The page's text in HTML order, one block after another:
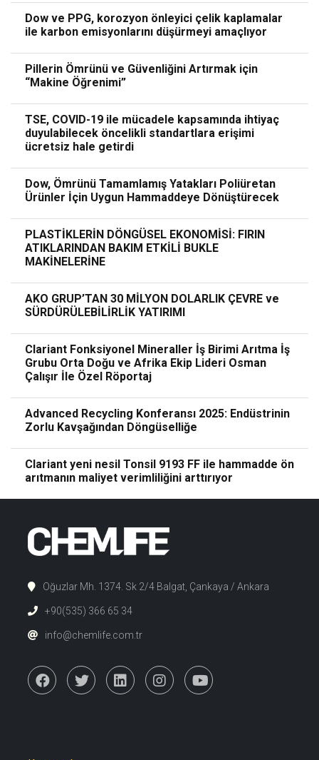
Dow ve PPG, korozyon önleyici çelik kaplamalar
ile karbon emisyonlarını düşürmeyi amaçlıyor
Pillerin Ömrünü ve Güvenliğini Artırmak için
“Makine Öğrenimi”
TSE, COVID-19 ile mücadele kapsamında ihtiyaç
duyulabilecek öncelikli standartlara erişimi
ücretsiz hale getirdi
Dow, Ömrünü Tamamlamış Yatakları Poliüretan
Ürünler İçin Uygun Hammaddeye Dönüştürecek
PLASTİKLERİN DÖNGÜSEL EKONOMİSİ: FIRIN
ATIKLARINDAN BAKIM ETKİLİ BUKLE
MAKİNELERİNE
AKO GRUP’TAN 30 MİLYON DOLARLIK ÇEVRE ve
SÜRDÜRÜLEBİLİRLİK YATIRIMI
Clariant Fonksiyonel Mineraller İş Birimi Arıtma İş
Grubu Orta Doğu ve Afrika Ekip Lideri Osman
Çalışır İle Özel Röportaj
Advanced Recycling Konferansı 2025: Endüstrinin
Zorlu Kavşağından Döngüselliğe
Clariant yeni nesil Tonsil 9193 FF ile hammadde ön
arıtmanın maliyet verimliliğini arttırıyor
Oğuzlar Mh. 1374. Sk 2/4 Balgat, Çankaya / Ankara
+90(535) 366 65 34
info@chemlife.com.tr